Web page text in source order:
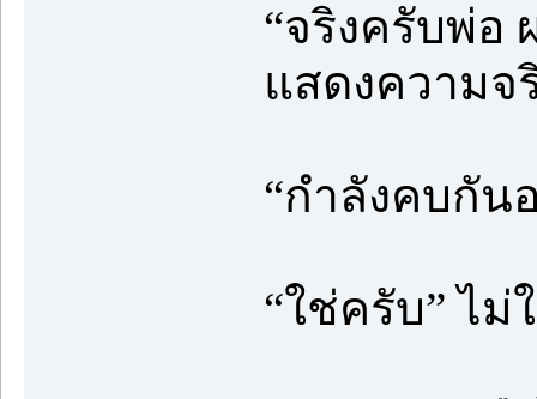
“จริงครับพ่อ
แสดงความจ
“กำลังคบกัน
“ใช่ครับ” ไม่